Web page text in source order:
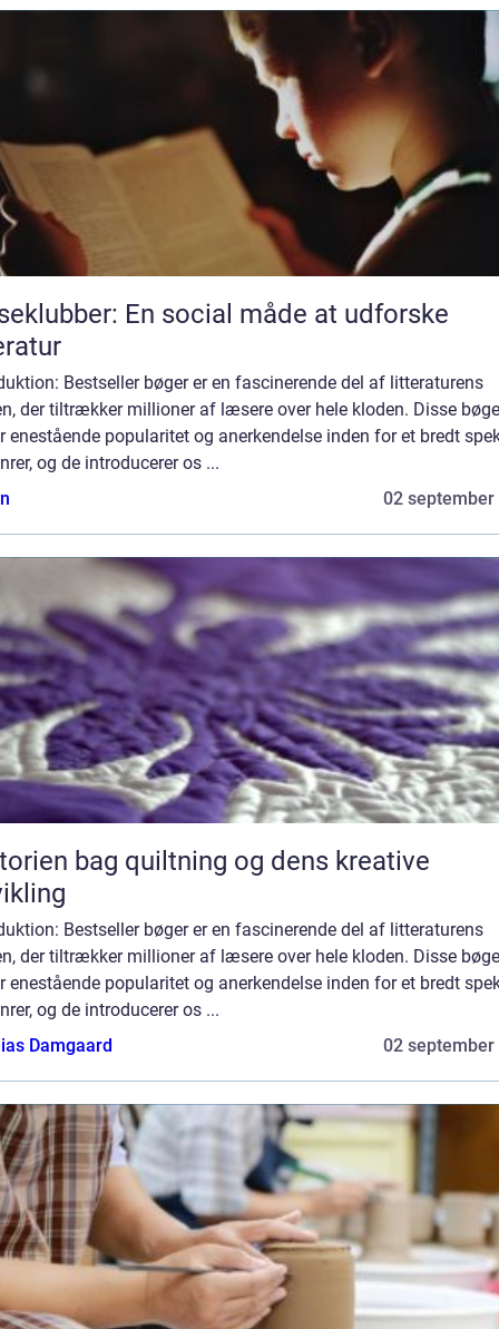
En social måde at udforske
Bestseller bøger er en fascinerende del af litteraturens
der tiltrækker millioner af læsere over hele kloden. Disse
enestående popularitet og anerkendelse inden for et bredt
og de introducerer os ...
02 september
bag quiltning og dens kreative
Bestseller bøger er en fascinerende del af litteraturens
der tiltrækker millioner af læsere over hele kloden. Disse
enestående popularitet og anerkendelse inden for et bredt
og de introducerer os ...
Damgaard
02 september